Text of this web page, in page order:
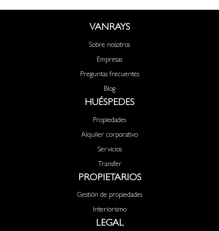
VANRAYS
Sobre nosotros
Empresas
Preguntas frecuentes
Blog
HUÉSPEDES
Propiedades
Alquiler corporativo
Servicios
Transfer
PROPIETARIOS
Gestión de propiedades
Interiorismo
LEGAL